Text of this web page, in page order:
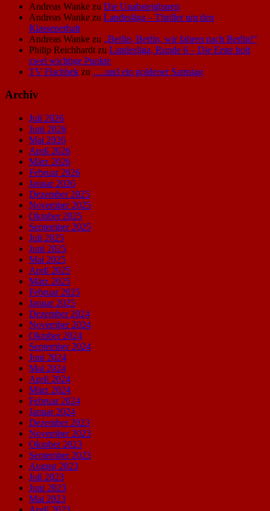
Andreas Wanke zu Die Unabsteigbaren
Andreas Wanke zu Landesliga – Thriller um den
Klassenerhalt
Andreas Wanke zu „Berlin, Berlin, wir fahren nach Berlin!“
Philip Reichhardt zu Landesliga, Runde 6 – Die Erste holt
zwei wichtige Punkte
TV Fischbek zu ….und ein goldener Samstag
Archiv
Juli 2026
Juni 2026
Mai 2026
April 2026
März 2026
Februar 2026
Januar 2026
Dezember 2025
November 2025
Oktober 2025
September 2025
Juli 2025
Juni 2025
Mai 2025
April 2025
März 2025
Februar 2025
Januar 2025
Dezember 2024
November 2024
Oktober 2024
September 2024
Juni 2024
Mai 2024
April 2024
März 2024
Februar 2024
Januar 2024
Dezember 2023
November 2023
Oktober 2023
September 2023
August 2023
Juli 2023
Juni 2023
Mai 2023